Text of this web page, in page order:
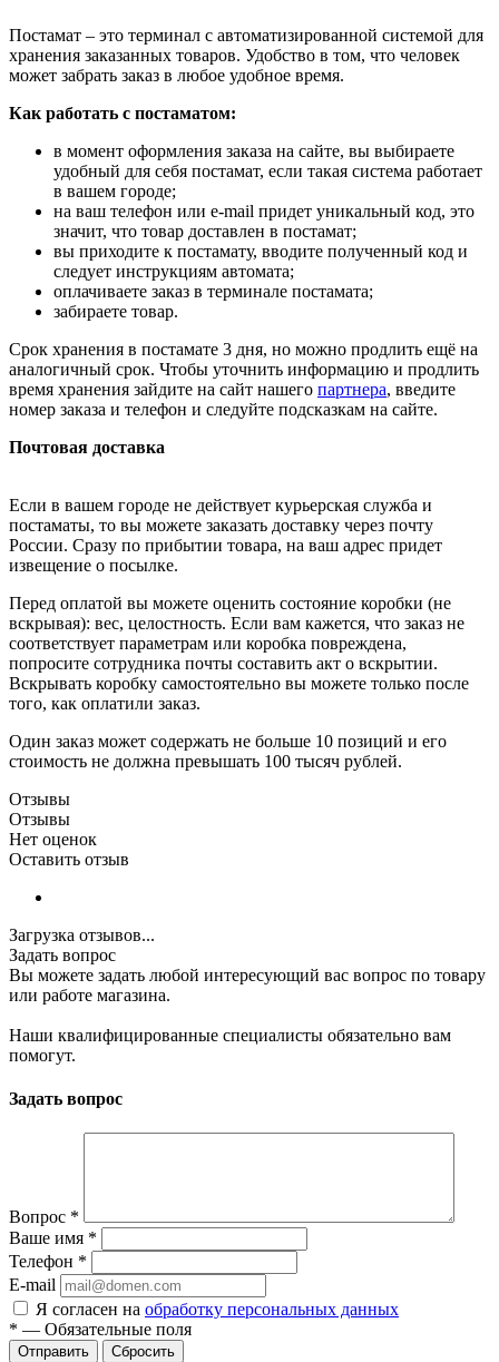
Постамат – это терминал с автоматизированной системой для
хранения заказанных товаров. Удобство в том, что человек
может забрать заказ в любое удобное время.
Как работать с постаматом:
в момент оформления заказа на сайте, вы выбираете
удобный для себя постамат, если такая система работает
в вашем городе;
на ваш телефон или e-mail придет уникальный код, это
значит, что товар доставлен в постамат;
вы приходите к постамату, вводите полученный код и
следует инструкциям автомата;
оплачиваете заказ в терминале постамата;
забираете товар.
Срок хранения в постамате 3 дня, но можно продлить ещё на
аналогичный срок. Чтобы уточнить информацию и продлить
время хранения зайдите на сайт нашего партнера, введите
номер заказа и телефон и следуйте подсказкам на сайте.
Почтовая доставка
Если в вашем городе не действует курьерская служба и
постаматы, то вы можете заказать доставку через почту
России. Сразу по прибытии товара, на ваш адрес придет
извещение о посылке.
Перед оплатой вы можете оценить состояние коробки (не
вскрывая): вес, целостность. Если вам кажется, что заказ не
соответствует параметрам или коробка повреждена,
попросите сотрудника почты составить акт о вскрытии.
Вскрывать коробку самостоятельно вы можете только после
того, как оплатили заказ.
Один заказ может содержать не больше 10 позиций и его
стоимость не должна превышать 100 тысяч рублей.
Отзывы
Отзывы
Нет оценок
Оставить отзыв
Загрузка отзывов...
Задать вопрос
Вы можете задать любой интересующий вас вопрос по товару
или работе магазина.
Наши квалифицированные специалисты обязательно вам
помогут.
Задать вопрос
Вопрос *
Ваше имя *
Телефон *
E-mail
Я согласен на обработку персональных данных
* — Обязательные поля
Отправить Сбросить